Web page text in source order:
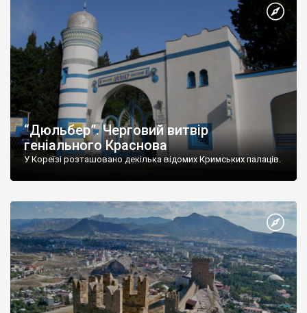
“Дюльбер”. Черговий витвір
геніального Краснова
У Кореїзі розташовано декілька відомих Кримських палаців.